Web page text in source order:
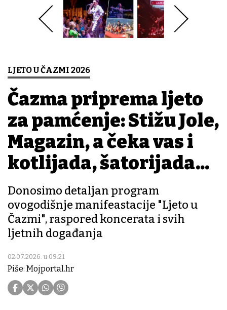
LJETO U ČAZMI 2026
Čazma priprema ljeto
za pamćenje: Stižu Jole,
Magazin, a čeka vas i
kotlijada, šatorijada...
Donosimo detaljan program
ovogodišnje manifeastacije "Ljeto u
Čazmi", raspored koncerata i svih
ljetnih događanja
02.07.2026. u 09:21
Piše: Mojportal.hr